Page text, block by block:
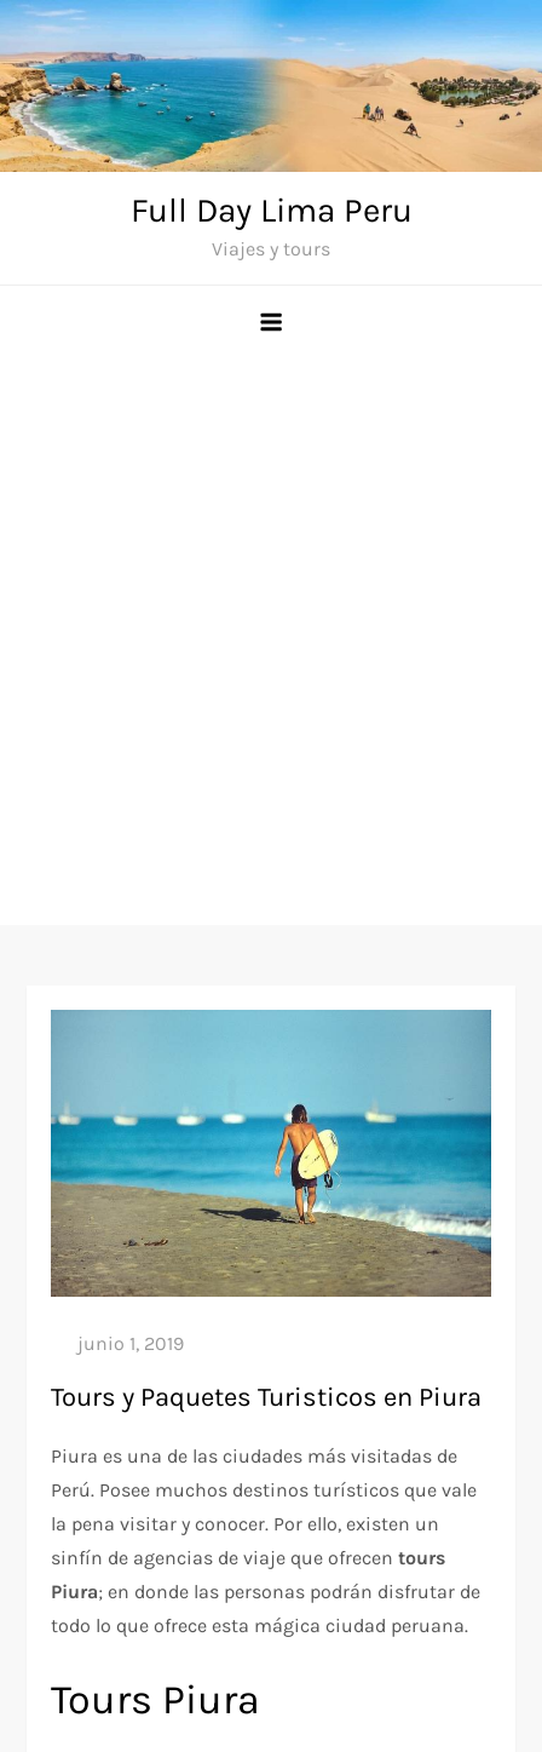
Saltar
al
contenido
Full Day Lima Peru
Viajes y tours
Tours y Paquetes Turisticos en Piura
Piura es una de las ciudades más visitadas de
Perú. Posee muchos destinos turísticos que vale
la pena visitar y conocer. Por ello, existen un
sinfín de agencias de viaje que ofrecentours
Piura; en donde las personas podrán disfrutar de
todo lo que ofrece esta mágica ciudad peruana.
Tours Piura